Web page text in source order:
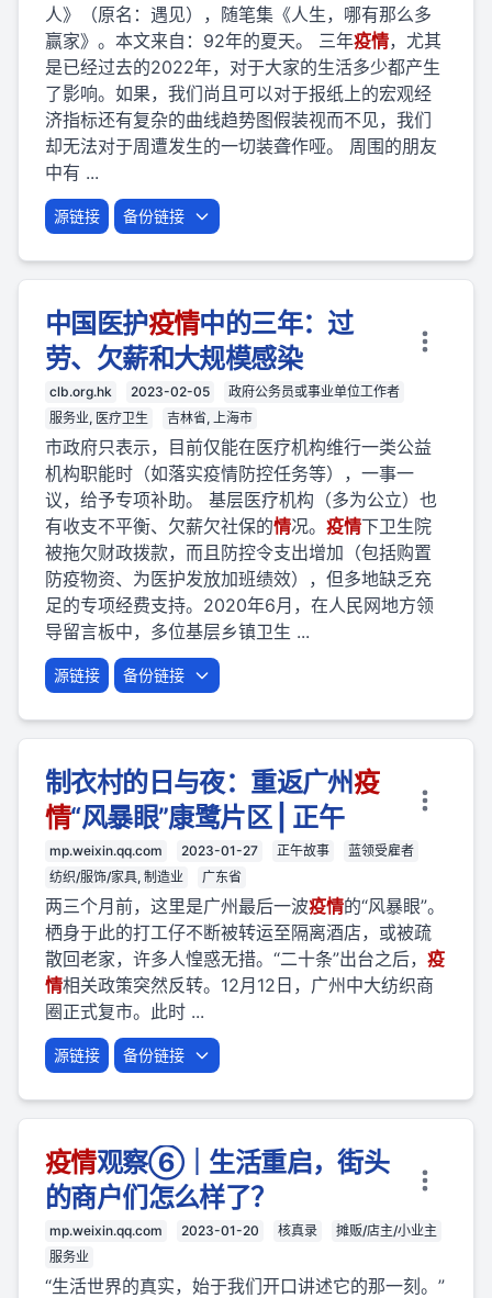
人》（原名：遇见），随笔集《人生，哪有那么多
赢家》。本文来自：92年的夏天。 三年疫情，尤其
是已经过去的2022年，对于大家的生活多少都产生
了影响。如果，我们尚且可以对于报纸上的宏观经
济指标还有复杂的曲线趋势图假装视而不见，我们
却无法对于周遭发生的一切装聋作哑。 周围的朋友
中有 ...
源链接 备份链接
中国医护疫情中的三年：过
劳、欠薪和大规模感染
clb.org.hk 2023-02-05
政府公务员或事业单位工作者
服务业, 医疗卫生
吉林省, 上海市
市政府只表示，目前仅能在医疗机构维行一类公益
机构职能时（如落实疫情防控任务等），一事一
议，给予专项补助。 基层医疗机构（多为公立）也
有收支不平衡、欠薪欠社保的情况。 疫情下卫生院
被拖欠财政拨款，而且防控令支出增加（包括购置
防疫物资、为医护发放加班绩效），但多地缺乏充
足的专项经费支持。2020年6月，在人民网地方领
导留言板中，多位基层乡镇卫生 ...
源链接 备份链接
制衣村的日与夜：重返广州疫
情“风暴眼”康鹭片区 | 正午
mp.weixin.qq.com 2023-01-27 正午故事
蓝领受雇者
纺织/服饰/家具, 制造业
广东省
两三个月前，这里是广州最后一波疫情的“风暴眼”。
栖身于此的打工仔不断被转运至隔离酒店，或被疏
散回老家，许多人惶惑无措。“二十条”出台之后， 疫
情相关政策突然反转。12月12日，广州中大纺织商
圈正式复市。此时 ...
源链接 备份链接
疫情观察⑥｜生活重启，街头
的商户们怎么样了？
mp.weixin.qq.com 2023-01-20 核真录
摊贩/店主/小业主
服务业
“生活世界的真实，始于我们开口讲述它的那一刻。”